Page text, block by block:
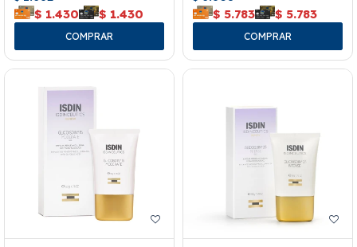
$ 1.430 $ 1.430 $ 5.783 $ 5.783